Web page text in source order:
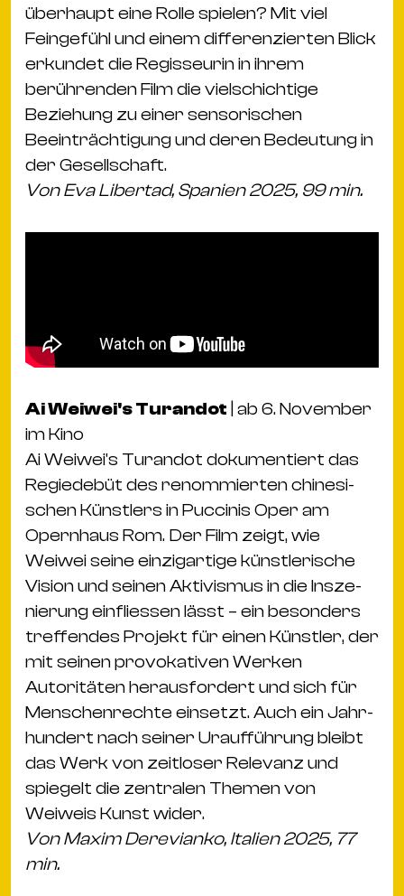
überhaupt eine Rolle spielen? Mit viel
Feingefühl und einem differenzierten Blick
erkundet die Regisseurin in ihrem
berührenden Film die vielschichtige
Beziehung zu einer sensorischen
Beeinträchtigung und deren Bedeutung in
der Gesellschaft.
Von Eva Libertad, Spanien 2025, 99 min.
Ai Weiwei's Turandot | ab 6. November
im Kino
Ai Weiwei's Turandot doku­men­tiert das
Regiedebüt des renom­mierten chine­si­
schen Künstlers in Puccinis Oper am
Opern­haus Rom. Der Film zeigt, wie
Weiwei seine einzig­ar­tige künstle­ri­sche
Vision und seinen Akti­vismus in die Insze­
nie­rung einfliessen lässt – ein beson­ders
tref­fendes Projekt für einen Künstler, der
mit seinen provo­ka­tiven Werken
Autoritäten heraus­for­dert und sich für
Menschen­rechte einsetzt. Auch ein Jahr­
hun­dert nach seiner Uraufführung bleibt
das Werk von zeit­loser Rele­vanz und
spie­gelt die zentralen Themen von
Weiweis Kunst wider.
Von Maxim Derevianko, Italien 2025, 77
min.